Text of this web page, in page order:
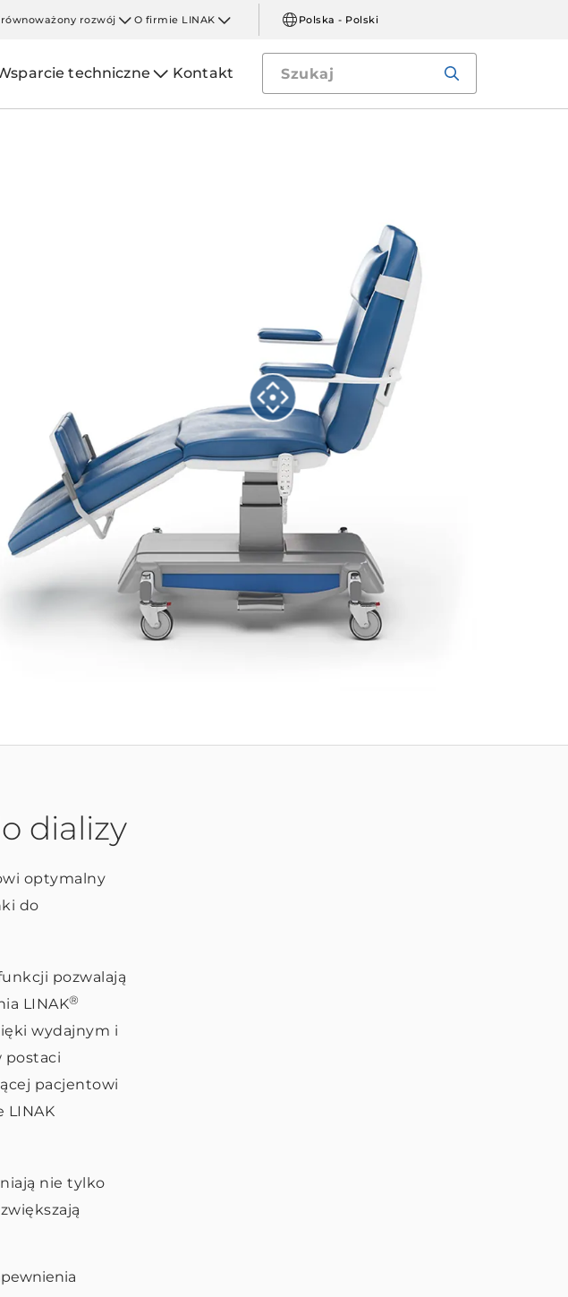
rozwój O firmie LINAK Polska - Polski
techniczne Kontakt
dializy
optymalny
do
pozwalają
LINAK®
wydajnym i
postaci
pacjentowi
LINAK
nie tylko